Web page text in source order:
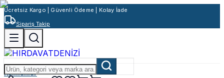
Ücretsiz Kargo | Güvenli Ödeme | Kolay İade
Sipariş Takip
Rulmanlar